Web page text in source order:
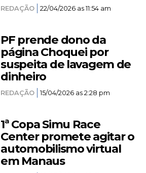
REDAÇÃO 22/04/2026 as 11:54 am
PF prende dono da
página Choquei por
suspeita de lavagem de
dinheiro
REDAÇÃO 15/04/2026 as 2:28 pm
1ª Copa Simu Race
Center promete agitar o
automobilismo virtual
em Manaus